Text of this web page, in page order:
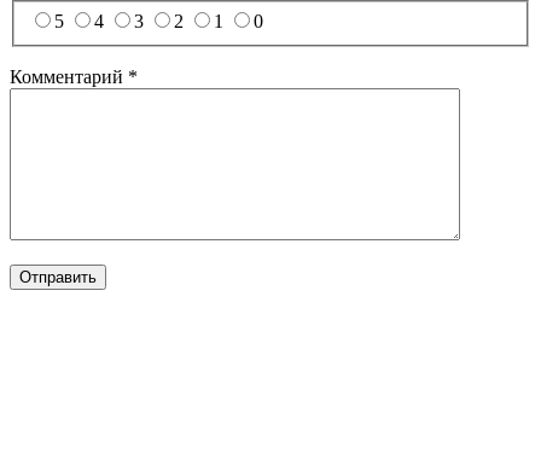
5
4 3 2 1 0
Комментарий *
Отправить